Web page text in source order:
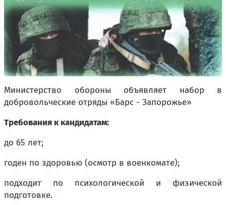
Министерство обороны объявляет набор в
добровольческие отряды «Барс - Запорожье»
Требования к кандидатам:
до 65 лет;
годен по здоровью (осмотр в военкомате);
подходит по психологической и физической
подготовке.